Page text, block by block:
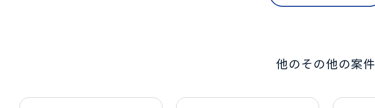
他のその他の案件